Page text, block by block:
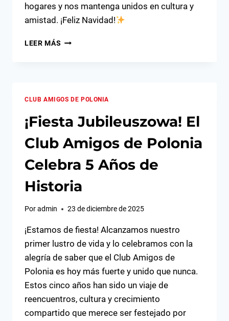
hogares y nos mantenga unidos en cultura y
amistad. ¡Feliz Navidad!
LEER MÁS ¡WESOŁYCH
CLUB AMIGOS DE POLONIA
¡Fiesta Jubileuszowa! El
Club Amigos de Polonia
Celebra 5 Años de
Historia
Poradmin 23 de diciembre de 2025
¡Estamos de fiesta! Alcanzamos nuestro
primer lustro de vida y lo celebramos con la
alegría de saber que el Club Amigos de
Polonia es hoy más fuerte y unido que nunca.
Estos cinco años han sido un viaje de
reencuentros, cultura y crecimiento
compartido que merece ser festejado por